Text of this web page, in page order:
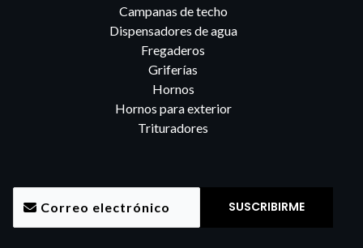
Campanas de techo
Dispensadores de agua
Fregaderos
Griferías
Hornos
Hornos para exterior
Trituradores